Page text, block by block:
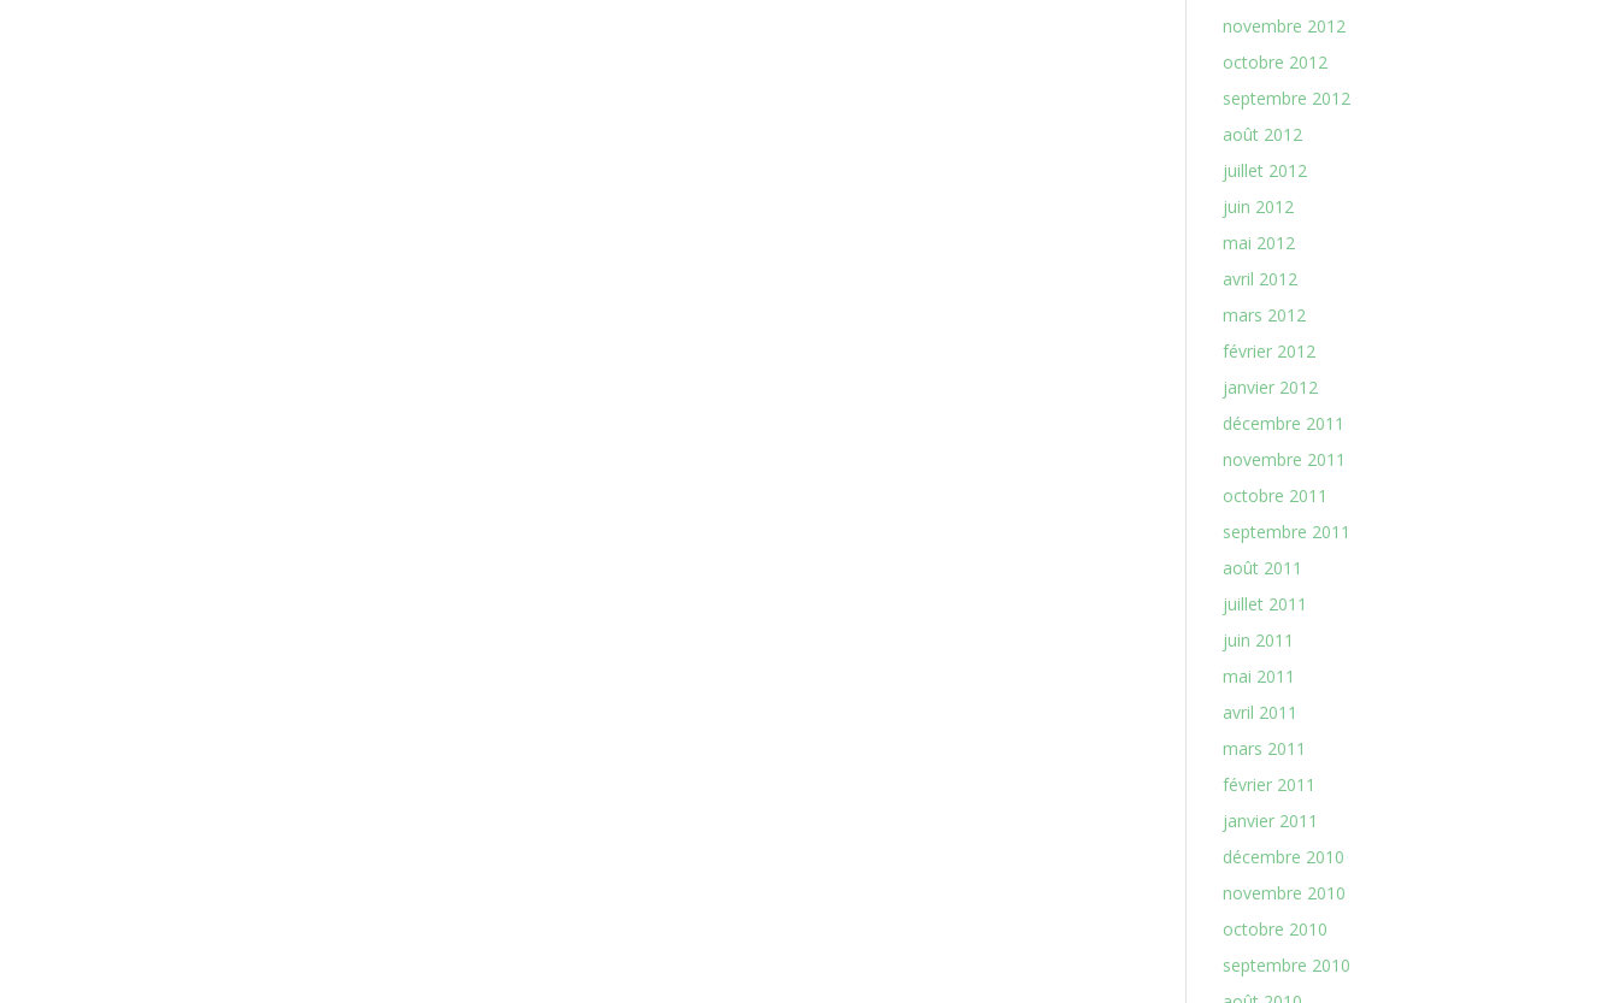
novembre 2012
octobre 2012
septembre 2012
août 2012
juillet 2012
juin 2012
mai 2012
avril 2012
mars 2012
février 2012
janvier 2012
décembre 2011
novembre 2011
octobre 2011
septembre 2011
août 2011
juillet 2011
juin 2011
mai 2011
avril 2011
mars 2011
février 2011
janvier 2011
décembre 2010
novembre 2010
octobre 2010
septembre 2010